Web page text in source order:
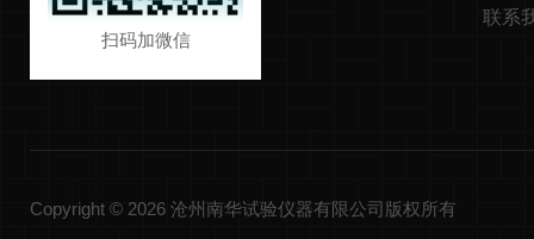
扫码加微信
联系
Copyright © 2026 沧州南华试验仪器有限公司版权所有